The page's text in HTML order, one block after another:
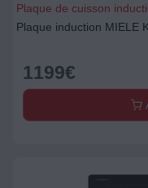
Plaque de cuisson
Plaque induction MIELE
1199€